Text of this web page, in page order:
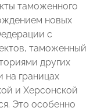
таможенного
новых
с
таможенный
других
на границах
и Херсонской
Это особенно